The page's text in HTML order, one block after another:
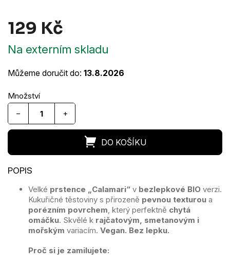
129 Kč
cena:
Na externím skladu
Můžeme doručit do: 13.8.2026
+
−
Velké prstence „Calamari“ v bezlepkové BIO verzi.
Kukuřičné těstoviny s přirozeně pevnou texturou a
porézním povrchem, který perfektně chytá
omáčku. Skvělé k rajčatovým, smetanovým i
mořským variacím. Vegan. Bez lepku.
Proč si je zamilujete: